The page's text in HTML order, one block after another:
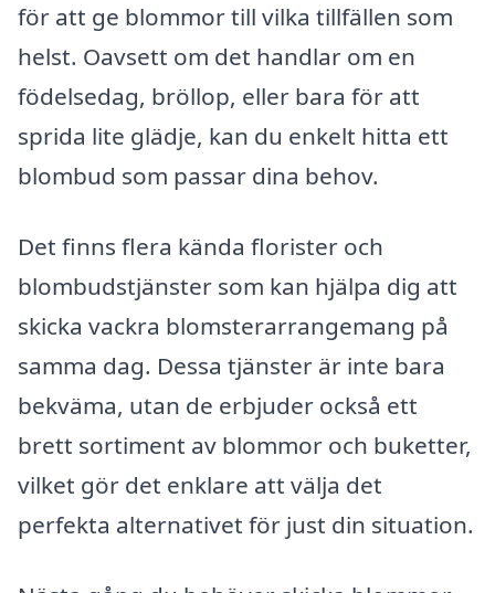
för att ge blommor till vilka tillfällen som
helst. Oavsett om det handlar om en
födelsedag, bröllop, eller bara för att
sprida lite glädje, kan du enkelt hitta ett
blombud som passar dina behov.
Det finns flera kända florister och
blombudstjänster som kan hjälpa dig att
skicka vackra blomsterarrangemang på
samma dag. Dessa tjänster är inte bara
bekväma, utan de erbjuder också ett
brett sortiment av blommor och buketter,
vilket gör det enklare att välja det
perfekta alternativet för just din situation.